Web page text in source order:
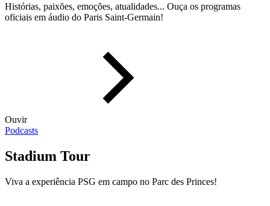
Histórias, paixões, emoções, atualidades... Ouça os programas
oficiais em áudio do Paris Saint-Germain!
Ouvir
Podcasts
Stadium Tour
Viva a experiência PSG em campo no Parc des Princes!